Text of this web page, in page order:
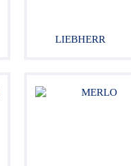
LIEBHERR